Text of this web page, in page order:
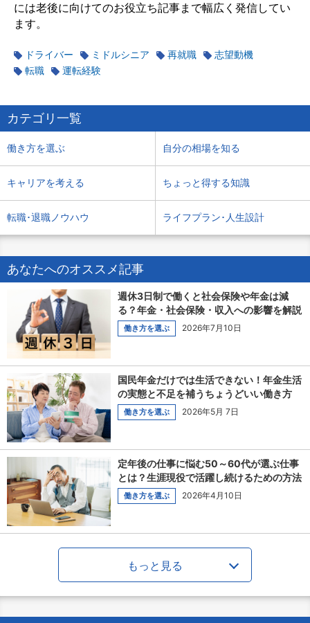
には老後に向けてのお役立ち記事まで幅広く発信してい
ます。
ドライバー ミドルシニア 再就職
志望動機
転職
運転経験
カテゴリ一覧
働き方を選ぶ 自分の相場を知る
キャリアを考える ちょっと得する知識
転職･退職ノウハウ ライフプラン･人生設計
あなたへのオススメ記事
週休3日制で働くと社会保険や年金は減
る？年金・社会保険・収入への影響を解説
働き方を選ぶ 2026年7月10日
国民年金だけでは生活できない！年金生活
の実態と不足を補うちょうどいい働き方
働き方を選ぶ 2026年5月 7日
定年後の仕事に悩む50～60代が選ぶ仕事
とは？生涯現役で活躍し続けるための方法
働き方を選ぶ 2026年4月10日
もっと見る